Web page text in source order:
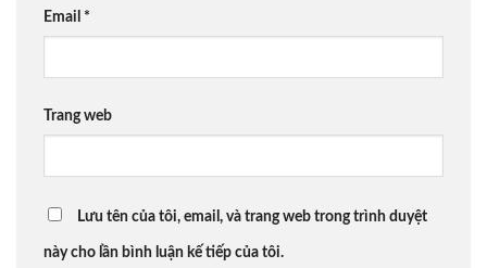
Email *
Trang web
Lưu tên của tôi, email, và trang web trong trình duyệt
này cho lần bình luận kế tiếp của tôi.